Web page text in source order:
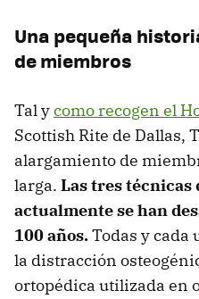
Una pequeña
de miembros
Tal ycomo recogen el
Scottish Rite de Dallas,
alargamiento de
larga. Las tres técnicas
actualmente se han
100 años.Todas y cada
la distracción
ortopédica utilizada en